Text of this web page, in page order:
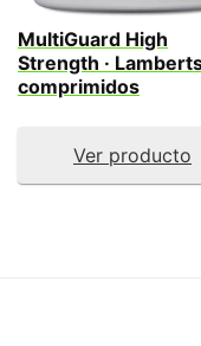
MultiGuard High
Strength ·
comprimidos
Ver producto